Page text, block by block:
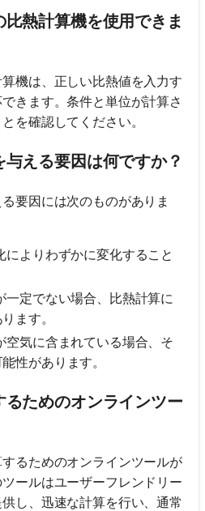
熱計算機を使用できま
機は、正しい比熱値を入力す
きます。条件と単位が計算さ
を確認してください。
える要因は何ですか？
要因には次のものがありま
によりわずかに変化すること
一定でない場合、比熱計算に
ます。
空気に含まれている場合、そ
性があります。
ためのオンラインツー
るためのオンラインツールが
ールはユーザーフレンドリー
し、迅速な計算を行い、通常